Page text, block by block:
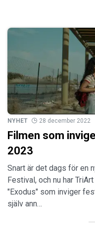
NYHET 28 december 2022
Filmen som
2023
Snart är det dags för en
Festival, och nu har
"Exodus" som inviger
själv ann…